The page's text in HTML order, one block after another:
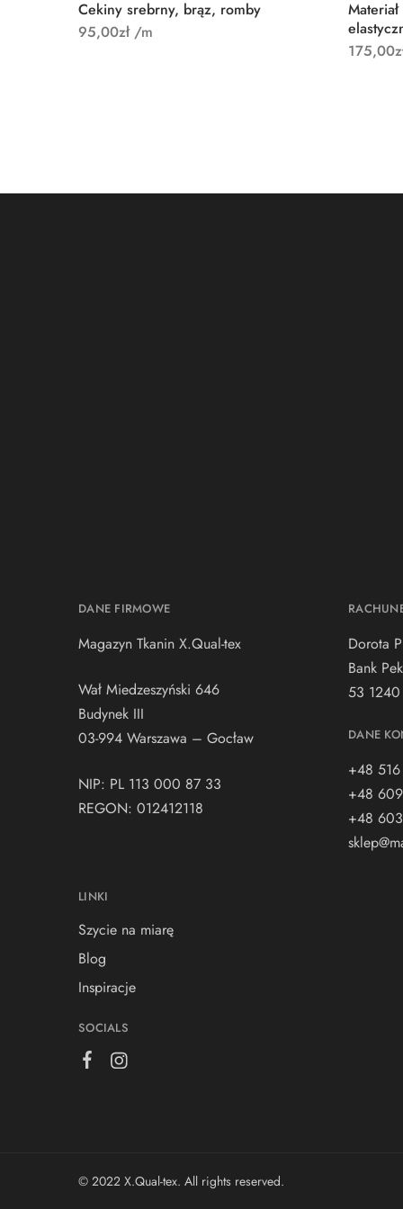
Cekiny srebrny, brąz, romby
95,00zł/m
175,00
DANE FIRMOWE
Magazyn Tkanin X.Qual-tex
Wał Miedzeszyński 646
Budynek III
03-994 Warszawa – Gocław
NIP: PL 113 000 87 33
REGON: 012412118
LINKI
Szycie na miarę
Blog
Inspiracje
SOCIALS
Dorota
Bank
53
DANE
+48
+48
+48
© 2022 X.Qual-tex. All rights reserved.